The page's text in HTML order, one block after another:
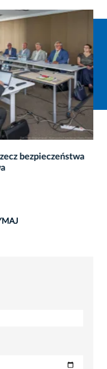
bezpieczeństwa